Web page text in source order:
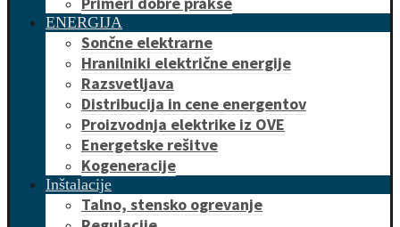
ENERGIJA
Sončne elektrarne
Hranilniki električne energije
Razsvetljava
Distribucija in cene energentov
Proizvodnja elektrike iz OVE
Energetske rešitve
Kogeneracije
Inštalacije
Talno, stensko ogrevanje